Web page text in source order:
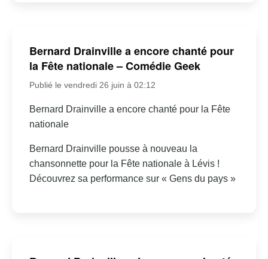
Bernard Drainville a encore chanté pour
la Fête nationale – Comédie Geek
Publié le vendredi 26 juin à 02:12
Bernard Drainville a encore chanté pour la Fête
nationale
Bernard Drainville pousse à nouveau la
chansonnette pour la Fête nationale à Lévis !
Découvrez sa performance sur « Gens du pays »